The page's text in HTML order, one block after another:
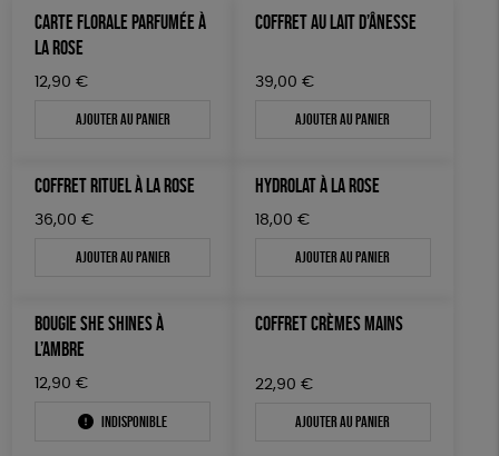
BIJOUX
BIEN-ÊTRE
ÉPICERIE
Par défaut
Nouveauté
Prix : du - cher au + cher
Prix
50 € - 100 €
150 € - 200 €
Plus de 200€
Couleur
Mots clés
CARTE FLORALE PARFUMÉE À
LA ROSE
12,90 €
Ajouter au panier
COFFRET AU LAIT D’ÂNESSE
39,00 €
Ajouter au panier
COFFRET RITUEL À LA ROSE
36,00 €
Ajouter au panier
HYDROLAT À LA ROSE
18,00 €
Ajouter au panier
BOUGIE SHE SHINES À
L’AMBRE
12,90 €
Indisponible
COFFRET CRÈMES MAINS
22,90 €
Ajouter au panier